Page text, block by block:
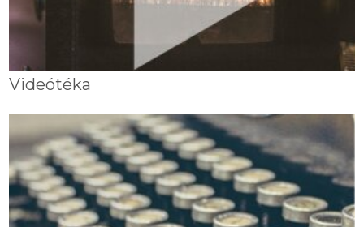
Videótéka